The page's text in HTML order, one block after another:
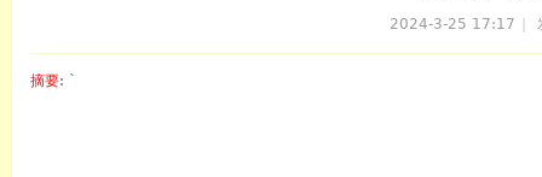
2024-3-25 17:17
摘要: `